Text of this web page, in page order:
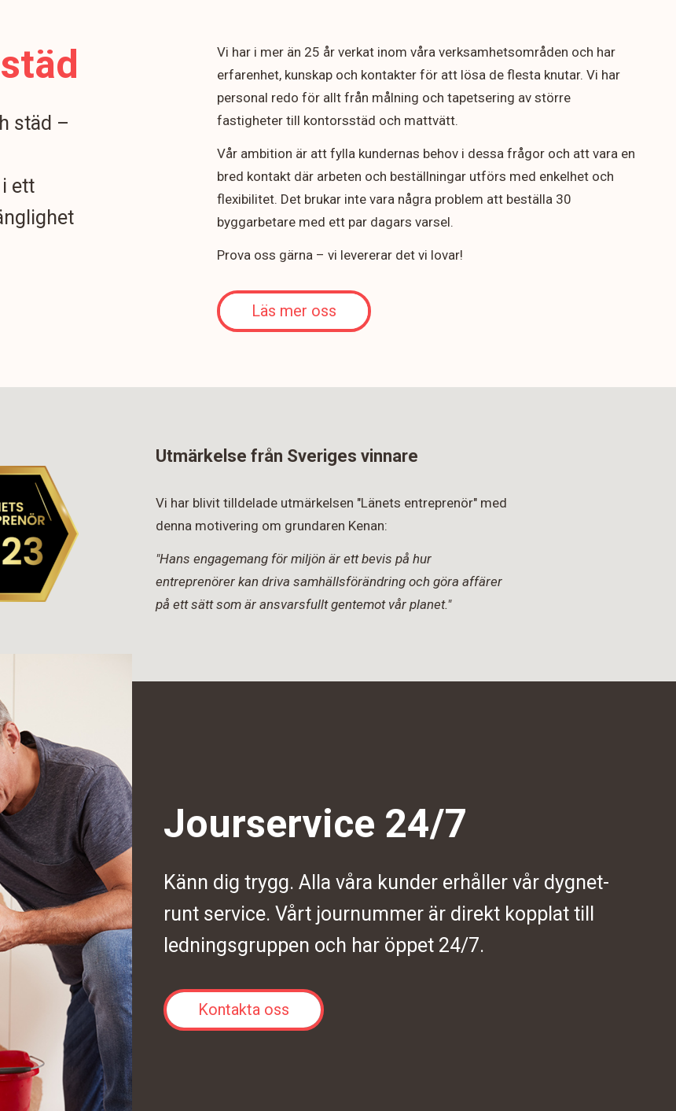
städ –
ett
Vi har i mer än 25 år verkat inom våra verksamhetsområden och har
erfarenhet, kunskap och kontakter för att lösa de flesta knutar. Vi har
personal redo för allt från målning och tapetsering av större
fastigheter till kontorsstäd och mattvätt.
Vår ambition är att fylla kundernas behov i dessa frågor och att vara en
bred kontakt där arbeten och beställningar utförs med enkelhet och
flexibilitet. Det brukar inte vara några problem att beställa 30
byggarbetare med ett par dagars varsel.
Prova oss gärna – vi levererar det vi lovar!
Läs mer oss
Utmärkelse från Sveriges vinnare
Vi har blivit tilldelade utmärkelsen "Länets entreprenör" med
denna motivering om grundaren Kenan:
"Hans engagemang för miljön är ett bevis på hur
entreprenörer kan driva samhällsförändring och göra affärer
på ett sätt som är ansvarsfullt gentemot vår planet."
Jourservice 24/7
Känn dig trygg. Alla våra kunder erhåller vår dygnet-
runt service. Vårt journummer är direkt kopplat till
ledningsgruppen och har öppet 24/7.
Kontakta oss